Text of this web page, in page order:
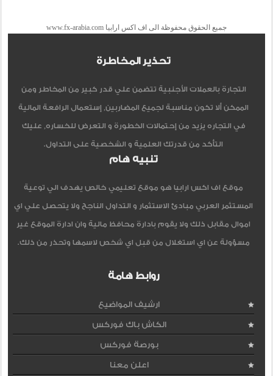
جميع الحقوق محفوظة الى اف اكس ارابيا www.fx-arabia.com
تحذير المخاطرة
التجارة بالعملات الأجنبية تتضمن علي قدر كبير من المخاطر ومن
الممكن ألا تكون مناسبة لجميع المضاربين, إستعمال الرافعة المالية
في التجاره يزيد من إحتمالات الخطورة و التعرض للخساره, عليك
التأكد من قدرتك العلمية و الشخصية على التداول.
تنبيه هام
موقع اف اكس ارابيا هو موقع تعليمي خالص يهدف الي توعية
المستثمر العربي مبادئ الاستثمار و التداول الناجح ولا يتحصل علي اي
اموال مقابل ذلك ولا يقوم بادارة محافظ مالية وان ادارة الموقع غير
مسؤولة عن اي استغلال من قبل اي شخص لاسمها وتحذر من ذلك.
روابط هامة
ارشيف المواضيع
الكاش باك فوركس
بورصة فوركس
اعلن معنا